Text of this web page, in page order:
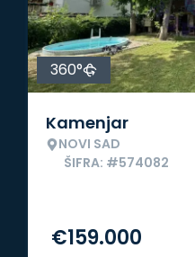
360°
Kamenjar
NOVI SAD
ŠIFRA: #574082
€159.000